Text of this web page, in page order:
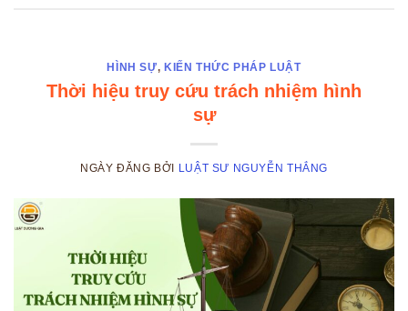
HÌNH SỰ, KIẾN THỨC PHÁP LUẬT
Thời hiệu truy cứu trách nhiệm hình
sự
NGÀY ĐĂNG BỞI LUẬT SƯ NGUYỄN THẮNG